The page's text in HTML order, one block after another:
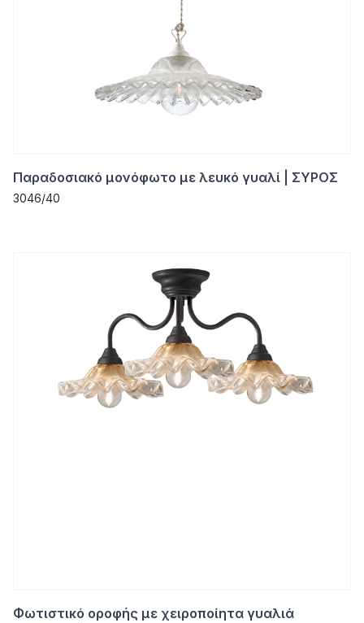
Παραδοσιακό μονόφωτο με λευκό γυαλί | ΣΥΡΟΣ
3046/40
Φωτιστικό οροφής με χειροποίητα γυαλιά